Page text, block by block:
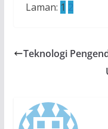
Laman: 1 2
Teknologi